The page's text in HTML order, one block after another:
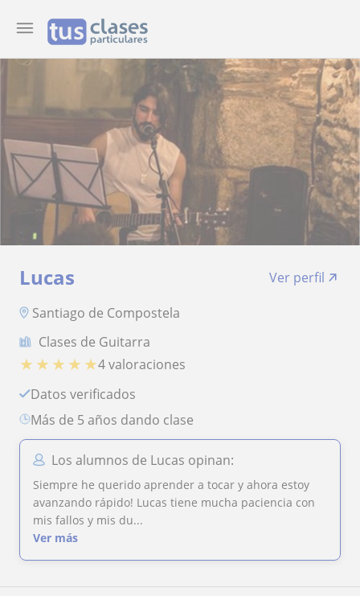
Lucas
Ver perfil
Santiago de Compostela
Clases de Guitarra
★ ★ ★ ★ ★4 valoraciones
Datos verificados
más de 5 años dando clase
Los alumnos de Lucas opinan:
Siempre he querido aprender a tocar y ahora estoy
avanzando rápido! Lucas tiene mucha paciencia con
mis fallos y mis du...
Ver más